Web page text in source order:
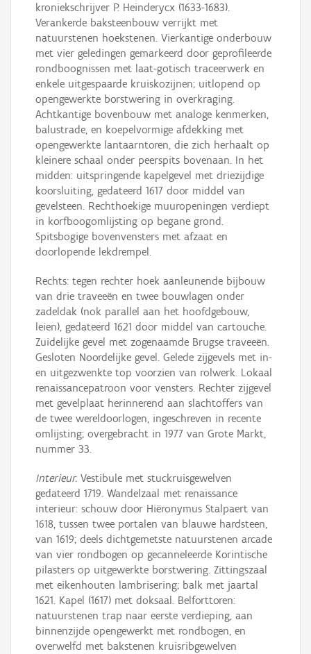
kroniekschrijver P. Heinderycx (1633-1683).
Verankerde baksteenbouw verrijkt met
natuurstenen hoekstenen. Vierkantige onderbouw
met vier geledingen gemarkeerd door geprofileerde
rondboognissen met laat-gotisch traceerwerk en
enkele uitgespaarde kruiskozijnen; uitlopend op
opengewerkte borstwering in overkraging.
Achtkantige bovenbouw met analoge kenmerken,
balustrade, en koepelvormige afdekking met
opengewerkte lantaarntoren, die zich herhaalt op
kleinere schaal onder peerspits bovenaan. In het
midden: uitspringende kapelgevel met driezijdige
koorsluiting, gedateerd 1617 door middel van
gevelsteen. Rechthoekige muuropeningen verdiept
in korfboogomlijsting op begane grond.
Spitsbogige bovenvensters met afzaat en
doorlopende lekdrempel.
Rechts: tegen rechter hoek aanleunende bijbouw
van drie traveeën en twee bouwlagen onder
zadeldak (nok parallel aan het hoofdgebouw,
leien), gedateerd 1621 door middel van cartouche.
Zuidelijke gevel met zogenaamde Brugse traveeën.
Gesloten Noordelijke gevel. Gelede zijgevels met in-
en uitgezwenkte top voorzien van rolwerk. Lokaal
renaissancepatroon voor vensters. Rechter zijgevel
met gevelplaat herinnerend aan slachtoffers van
de twee wereldoorlogen, ingeschreven in recente
omlijsting; overgebracht in 1977 van Grote Markt,
nummer 33.
Interieur. Vestibule met stuckruisgewelven
gedateerd 1719. Wandelzaal met renaissance
interieur: schouw door Hiëronymus Stalpaert van
1618, tussen twee portalen van blauwe hardsteen,
van 1619; deels dichtgemetste natuurstenen arcade
van vier rondbogen op gecanneleerde Korintische
pilasters op uitgewerkte borstwering. Zittingszaal
met eikenhouten lambrisering; balk met jaartal
1621. Kapel (1617) met doksaal. Belforttoren:
natuurstenen trap naar eerste verdieping, aan
binnenzijde opengewerkt met rondbogen, en
overwelfd met bakstenen kruisribgewelven